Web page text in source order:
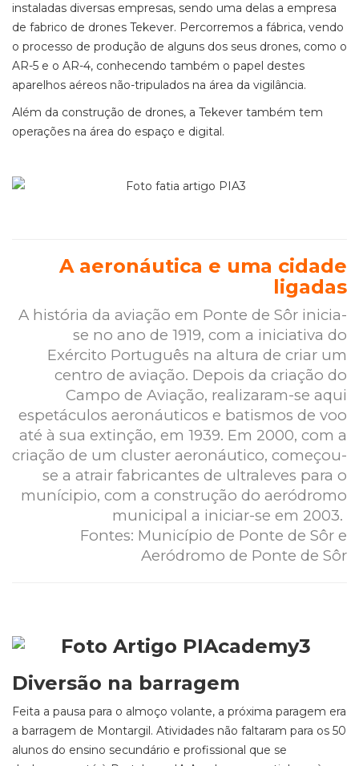
instaladas diversas empresas, sendo uma delas a empresa
de fabrico de drones Tekever. Percorremos a fábrica, vendo
o processo de produção de alguns dos seus drones, como o
AR-5 e o AR-4, conhecendo também o papel destes
aparelhos aéreos não-tripulados na área da vigilância.
Além da construção de drones, a Tekever também tem
operações na área do espaço e digital.
A aeronáutica e uma cidade
ligadas
A história da aviação em Ponte de Sôr inicia-
se no ano de 1919, com a iniciativa do
Exército Português na altura de criar um
centro de aviação. Depois da criação do
Campo de Aviação, realizaram-se aqui
espetáculos aeronáuticos e batismos de voo
até à sua extinção, em 1939. Em 2000, com a
criação de um cluster aeronáutico, começou-
se a atrair fabricantes de ultraleves para o
munícipio, com a construção do aeródromo
municipal a iniciar-se em 2003.
Fontes: Município de Ponte de Sôr e
Aeródromo de Ponte de Sôr
Diversão na barragem
Feita a pausa para o almoço volante, a próxima paragem era
a barragem de Montargil. Atividades não faltaram para os 50
alunos do ensino secundário e profissional que se